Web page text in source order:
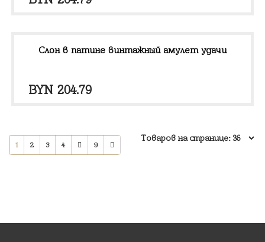
Слон в патине винтажный амулет удачи
BYN 204.79
1 2 3 4 9